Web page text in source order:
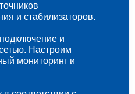
и стабилизаторов.
и
Настроим
мониторинг и